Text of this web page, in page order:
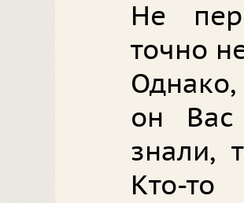
Не
точно
он
знали,
Кто-